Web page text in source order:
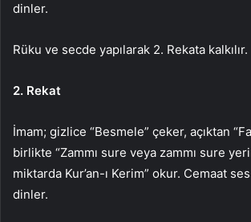
dinler.
Rüku ve secde yapılarak 2. Rekata kalkılır.
2. Rekat
İmam; gizlice “Besmele” çeker, açıktan
birlikte “Zammı sure veya zammı sure
miktarda Kur’an-ı Kerim” okur. Cemaat
dinler.